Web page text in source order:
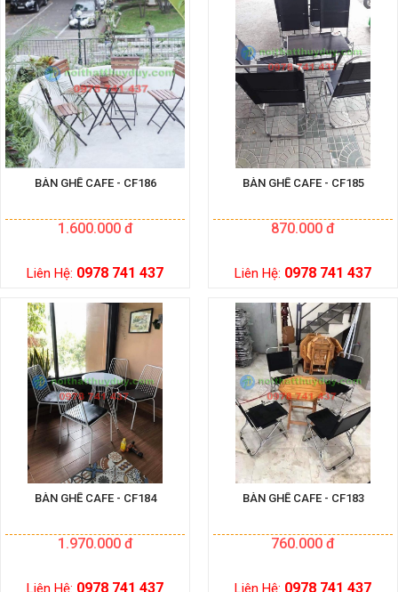
BÀN GHẾ CAFE - CF186
1.600.000 đ
Liên Hệ: 0978 741 437
BÀN GHẾ CAFE - CF185
870.000 đ
Liên Hệ: 0978 741 437
BÀN GHẾ CAFE - CF184
1.970.000 đ
Liên Hệ: 0978 741 437
BÀN GHẾ CAFE - CF183
760.000 đ
Liên Hệ: 0978 741 437